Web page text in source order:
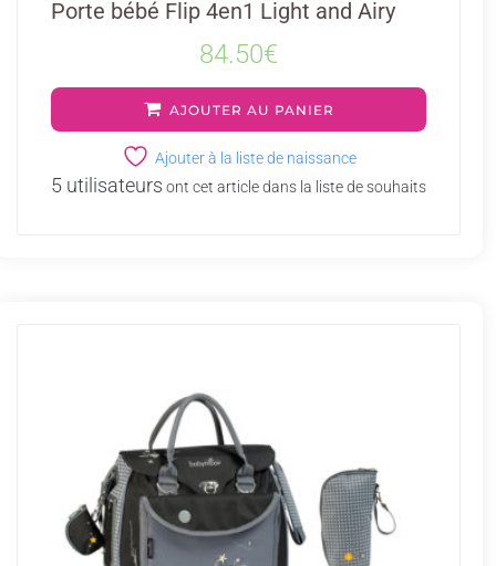
Porte bébé Flip 4en1 Light and Airy
84.50€
AJOUTER AU PANIER
Ajouter à la liste de naissance
5 utilisateurs ont cet article dans la liste de souhaits